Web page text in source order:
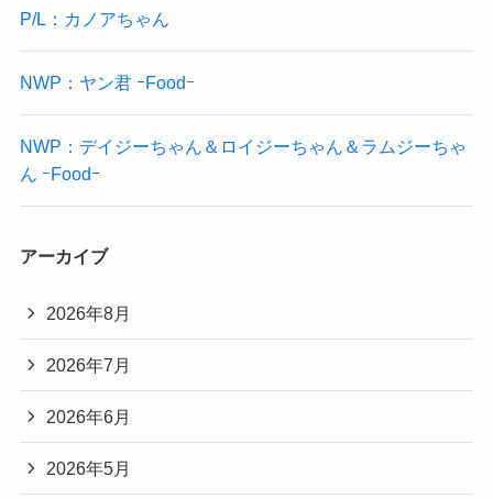
P/L：カノアちゃん
NWP：ヤン君 ｰFoodｰ
NWP：デイジーちゃん＆ロイジーちゃん＆ラムジーちゃ
ん ｰFoodｰ
アーカイブ
2026年8月
2026年7月
2026年6月
2026年5月